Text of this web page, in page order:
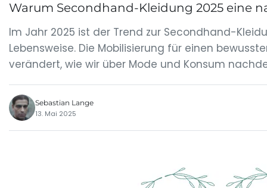
Warum Secondhand-Kleidung 2025 eine
Im Jahr 2025 ist der Trend zur Secondhand-
Lebensweise. Die Mobilisierung für einen
verändert, wie wir über Mode und Konsum
Sebastian Lange
13. Mai 2025